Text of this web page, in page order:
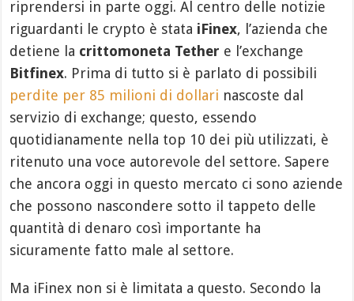
riprendersi in parte oggi. Al centro delle notizie
riguardanti le crypto è stata iFinex, l’azienda che
detiene la crittomoneta Tether e l’exchange
Bitfinex. Prima di tutto si è parlato di possibili
perdite per 85 milioni di dollari nascoste dal
servizio di exchange; questo, essendo
quotidianamente nella top 10 dei più utilizzati, è
ritenuto una voce autorevole del settore. Sapere
che ancora oggi in questo mercato ci sono aziende
che possono nascondere sotto il tappeto delle
quantità di denaro così importante ha
sicuramente fatto male al settore.
Ma iFinex non si è limitata a questo. Secondo la